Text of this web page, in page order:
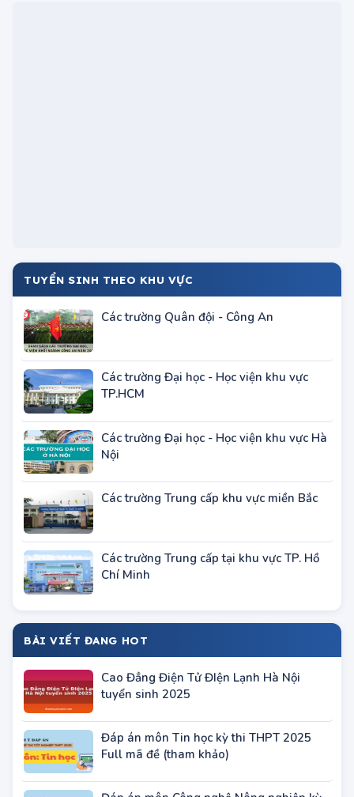
TUYỂN SINH THEO KHU VỰC
TP.HCM
Nội
Chí Minh
BÀI VIẾT ĐANG HOT
tuyển sinh 2025
Full mã đề (tham khảo)